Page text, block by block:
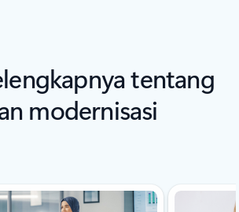
tentang
modernisasi